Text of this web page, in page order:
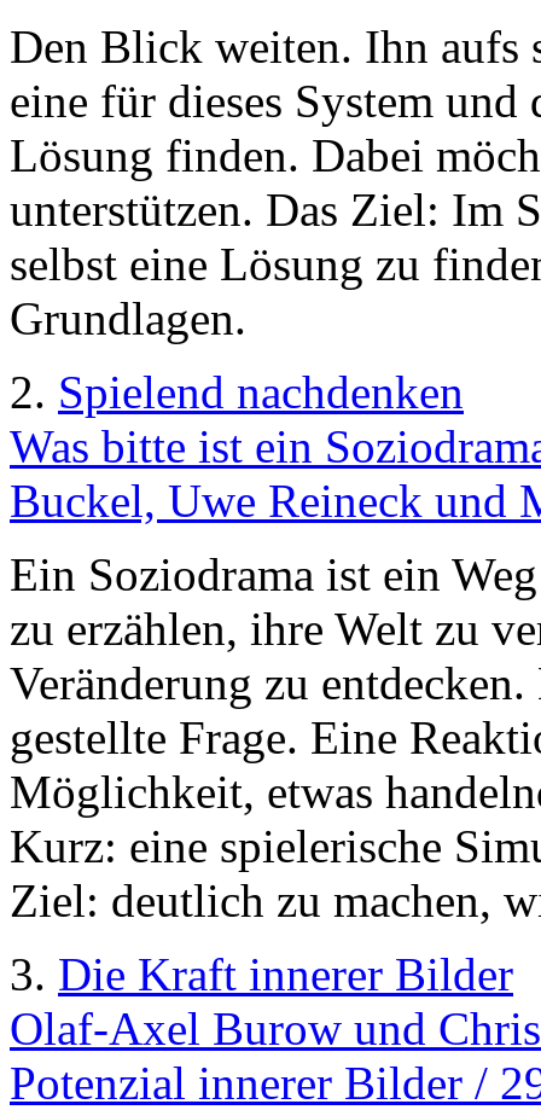
Den Blick weiten. Ihn aufs
eine für dieses System und
Lösung finden. Dabei
unterstützen. Das Ziel: Im
selbst eine Lösung zu
Grundlagen.
2. Spielend nachdenken
Was bitte ist ein
Buckel, Uwe Reineck und
Ein Soziodrama ist ein
zu erzählen, ihre Welt zu
Veränderung zu
gestellte Frage. Eine
Möglichkeit, etwas
Kurz: eine spielerische
Ziel: deutlich zu machen,
3. Die Kraft innerer Bilder
Olaf-Axel Burow und
Potenzial innerer Bilder /